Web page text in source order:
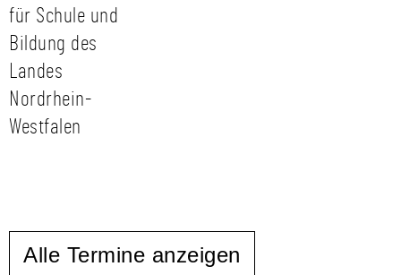
für Schule und
Bildung des
Landes
Nordrhein-
Westfalen
Alle Termine anzeigen